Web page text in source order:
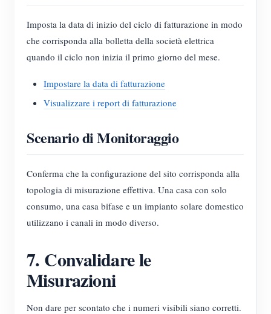
Imposta la data di inizio del ciclo di fatturazione in modo
che corrisponda alla bolletta della società elettrica
quando il ciclo non inizia il primo giorno del mese.
Impostare la data di fatturazione
Visualizzare i report di fatturazione
Scenario di Monitoraggio
Conferma che la configurazione del sito corrisponda alla
topologia di misurazione effettiva. Una casa con solo
consumo, una casa bifase e un impianto solare domestico
utilizzano i canali in modo diverso.
7. Convalidare le
Misurazioni
Non dare per scontato che i numeri visibili siano corretti.